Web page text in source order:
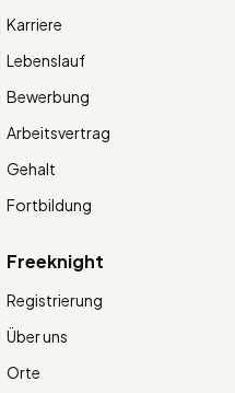
Karriere
Lebenslauf
Bewerbung
Arbeitsvertrag
Gehalt
Fortbildung
Freeknight
Registrierung
Über uns
Orte